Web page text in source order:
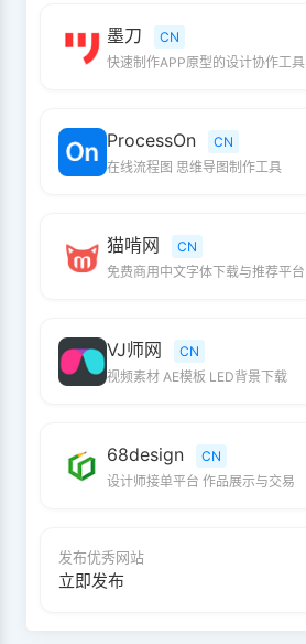
墨刀
CN
快速制作APP原型的设计协作工具
ProcessOn
CN
在线流程图 思维导图制作工具
猫啃网
CN
免费商用中文字体下载与推荐平台
VJ师网
CN
视频素材 AE模板 LED背景下载
68design
CN
设计师接单平台 作品展示与交易
发布优秀网站
立即发布